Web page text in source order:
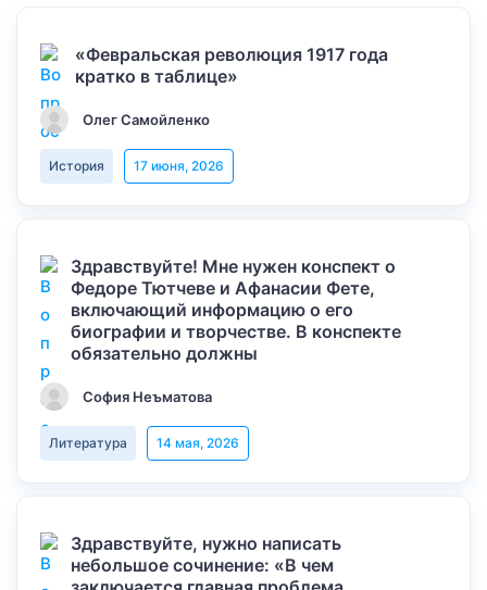
«Февральская революция 1917 года
кратко в таблице»
Олег Самойленко
История 17 июня, 2026
Здравствуйте! Мне нужен конспект о
Федоре Тютчеве и Афанасии Фете,
включающий информацию о его
биографии и творчестве. В конспекте
обязательно должны
София Неъматова
Литература 14 мая, 2026
Здравствуйте, нужно написать
небольшое сочинение: «В чем